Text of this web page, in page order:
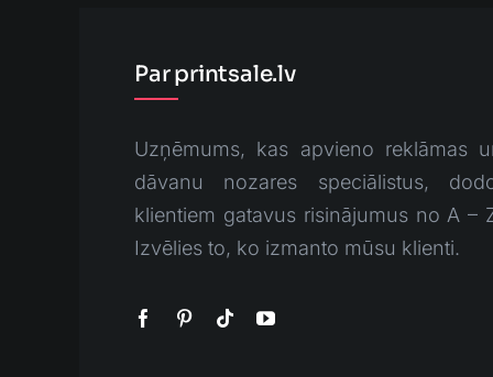
Par printsale.lv
Uzņēmums, kas apvieno reklāmas
dāvanu nozares speciālistus,
klientiem gatavus risinājumus no A –
Izvēlies to, ko izmanto mūsu klienti.